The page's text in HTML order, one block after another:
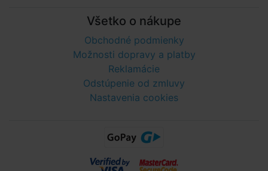
Všetko o nákupe
Obchodné podmienky
Možnosti dopravy a platby
Reklamácie
Odstúpenie od zmluvy
Nastavenia cookies